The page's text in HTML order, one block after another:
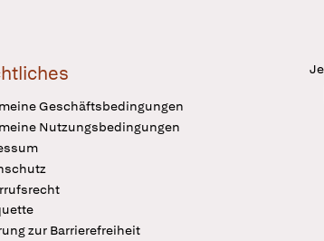
Geschäftsbedingungen
Nutzungsbedingungen
zur Barrierefreiheit